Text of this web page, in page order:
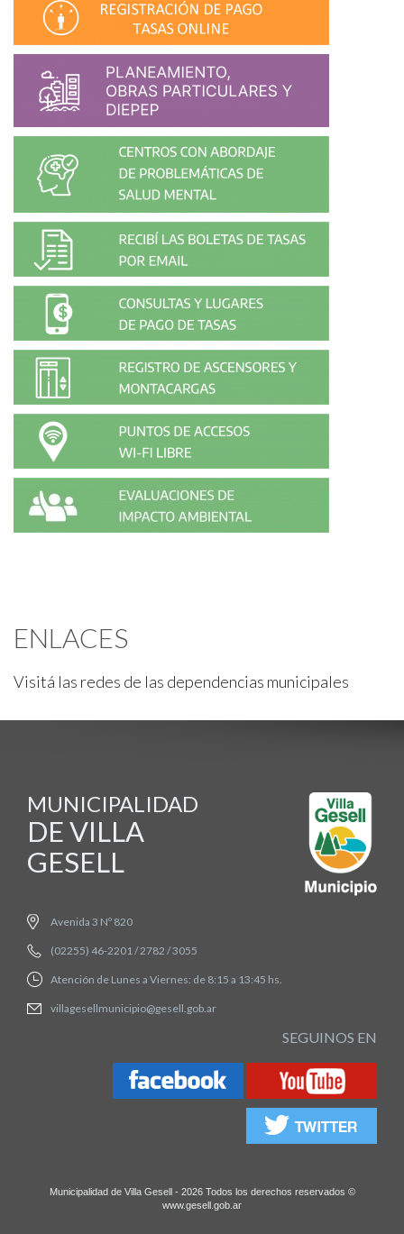
ENLACES
Visitá las redes de las dependencias municipales
MUNICIPALIDAD
DE VILLA
GESELL
Avenida 3 Nº 820
(02255) 46-2201 / 2782 / 3055
Atención de Lunes a Viernes: de 8:15 a 13:45 hs.
villagesellmunicipio@gesell.gob.ar
SEGUINOS EN
Municipalidad de Villa Gesell - 2026 Todos los derechos reservados ©
www.gesell.gob.ar